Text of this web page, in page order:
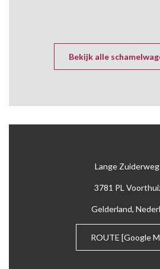
Bekijk alle
Lange
3781 PL
Gelderland,
ROUTE [Google